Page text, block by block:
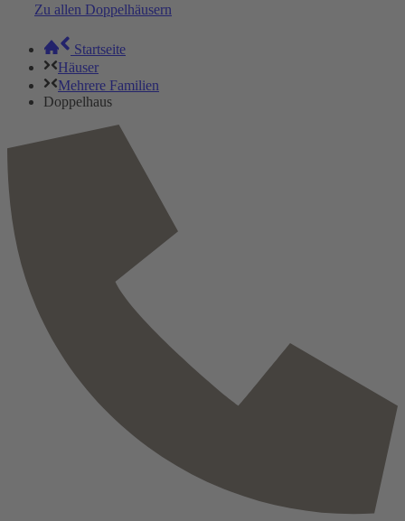
Zu allen Doppelhäusern
Startseite
Häuser
Mehrere Familien
Doppelhaus